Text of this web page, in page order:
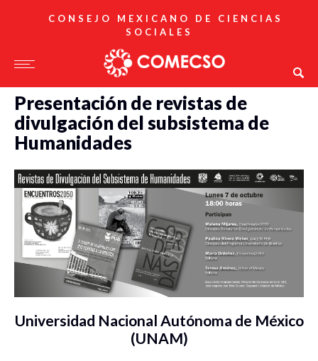
CONSEJO MEXICANO DE CIENCIAS
SOCIALES
Presentación de revistas de
divulgación del subsistema de
Humanidades
Universidad Nacional Autónoma de México
(UNAM)